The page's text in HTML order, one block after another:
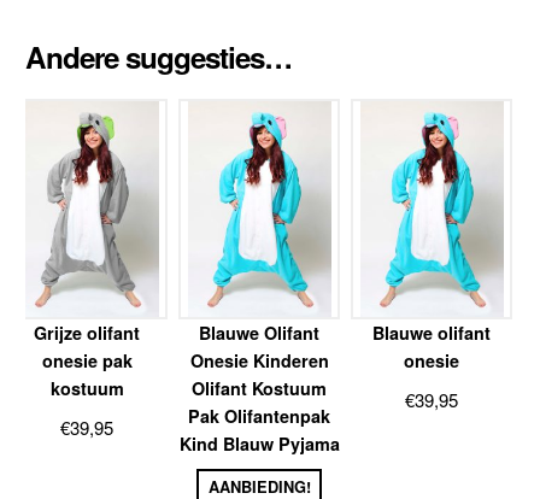
Andere suggesties…
Grijze olifant
onesie pak
kostuum
€39,95
Blauwe Olifant
Onesie Kinderen
Olifant Kostuum
Pak Olifantenpak
Kind Blauw Pyjama
AANBIEDING!
Blauwe olifant
onesie
€39,95